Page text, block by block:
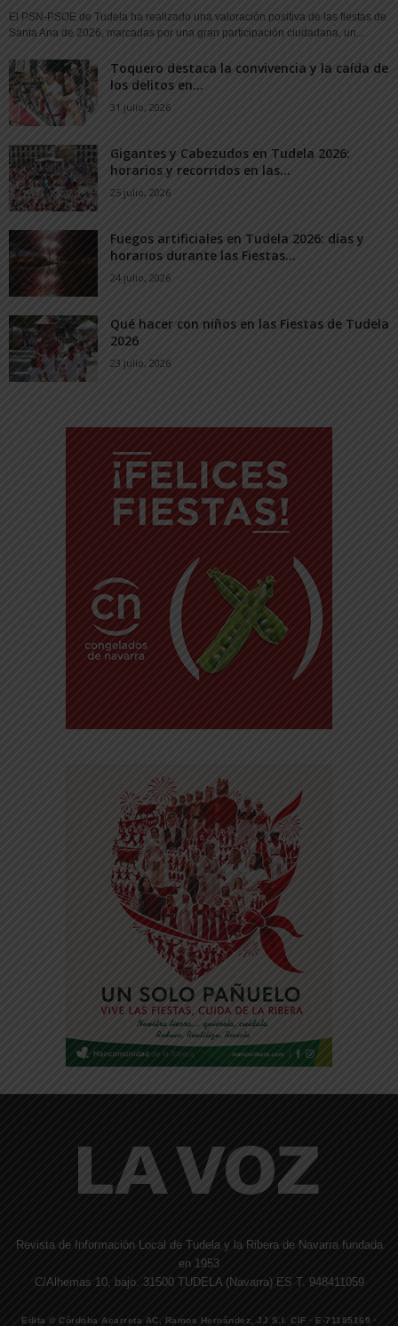
El PSN-PSOE de Tudela ha realizado una valoración positiva de las fiestas de
Santa Ana de 2026, marcadas por una gran participación ciudadana, un...
Toquero destaca la convivencia y la caída de
los delitos en...
31 julio, 2026
Gigantes y Cabezudos en Tudela 2026:
horarios y recorridos en las...
25 julio, 2026
Fuegos artificiales en Tudela 2026: días y
horarios durante las Fiestas...
24 julio, 2026
Qué hacer con niños en las Fiestas de Tudela
2026
23 julio, 2026
Revista de Información Local de Tudela y la Ribera de Navarra fundada
en 1953
C/Alhemas 10, bajo. 31500 TUDELA (Navarra) ES T. 948411059
Edita © Córdoba Acarreta AC, Ramos Hernández, JJ S.I. CIF · E-71185169 ·